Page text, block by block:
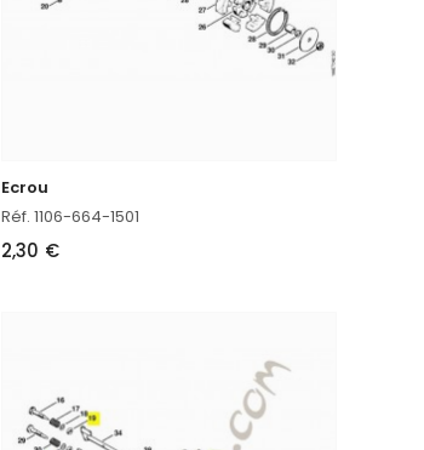
Ecrou
Réf. 1106-664-1501
2,30 €